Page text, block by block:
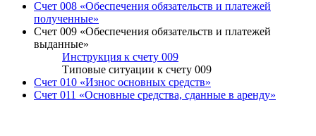
Счет 008 «Обеспечения обязательств и платежей
полученные»
Счет 009 «Обеспечения обязательств и платежей
выданные»
Инструкция к счету 009
Типовые ситуации к счету 009
Счет 010 «Износ основных средств»
Счет 011 «Основные средства, сданные в аренду»